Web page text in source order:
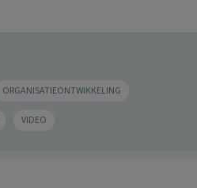
ORGANISATIEONTWIKKELING
VIDEO